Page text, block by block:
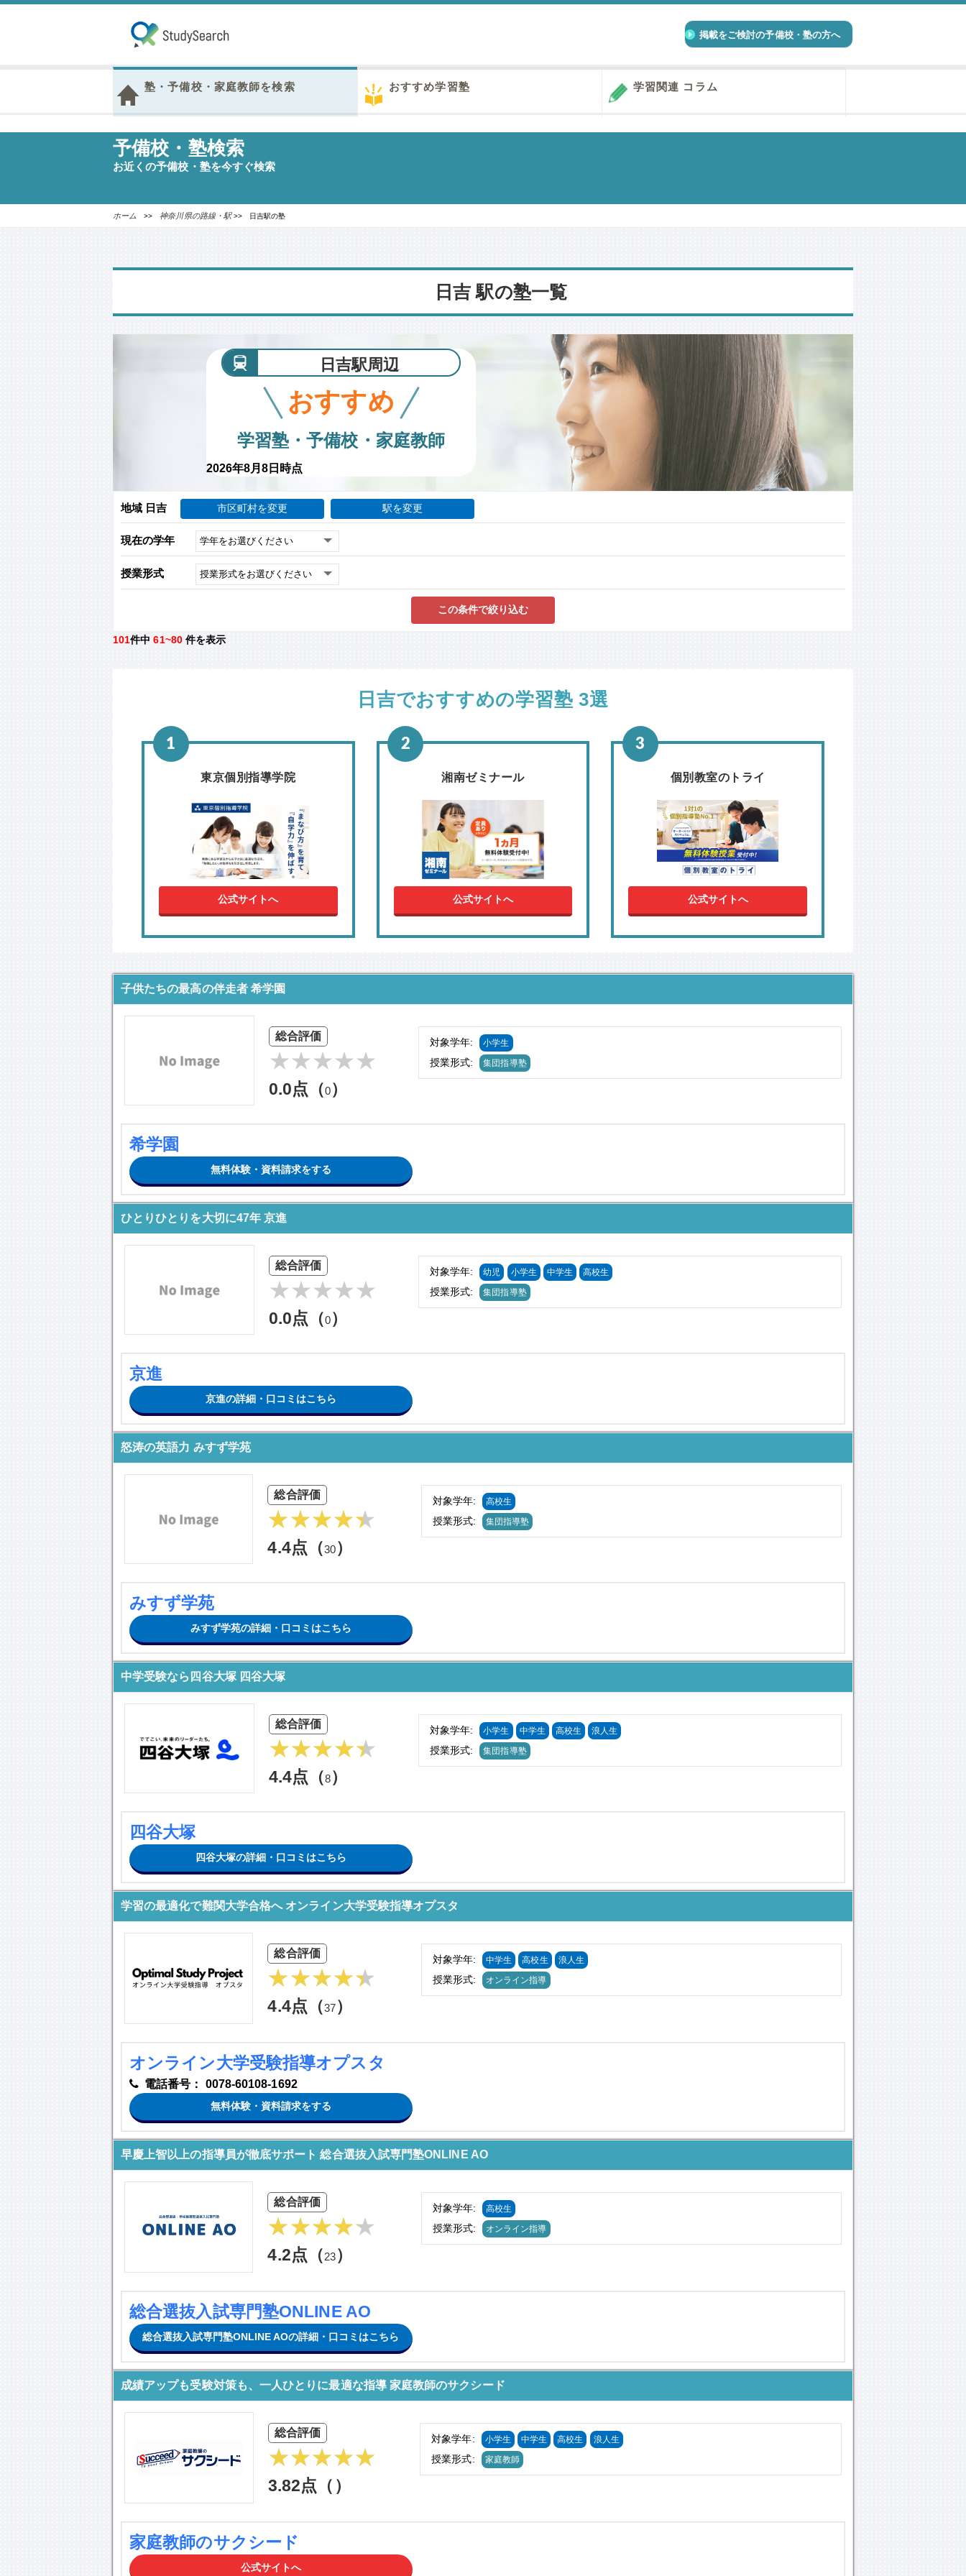
掲載をご検討の予備校・塾の方へ
塾・予備校・家庭教師を検索 おすすめ学習塾 学習関連 コラム
予備校・塾検索
お近くの予備校・塾を今すぐ検索
ホーム >>神奈川県の路線・駅>> 日吉駅の塾
日吉 駅の塾一覧
日吉駅周辺
おすすめ
学習塾・予備校・家庭教師
2026年8月8日時点
地域 日吉 市区町村を変更 駅を変更
現在の学年
授業形式
この条件で絞り込む
101件中61~80 件を表示
日吉でおすすめの学習塾 3選
東京個別指導学院
公式サイトへ
湘南ゼミナール
公式サイトへ
個別教室のトライ
公式サイトへ
子供たちの最高の伴走者 希学園
総合評価
0.0点（0）
対象学年: 小学生
授業形式: 集団指導塾
希学園
無料体験・資料請求をする
ひとりひとりを大切に47年 京進
総合評価
0.0点（0）
対象学年: 幼児 小学生 中学生 高校生
授業形式: 集団指導塾
京進
京進の詳細・口コミはこちら
怒涛の英語力 みすず学苑
総合評価
4.4点（30）
対象学年: 高校生
授業形式: 集団指導塾
みすず学苑
みすず学苑の詳細・口コミはこちら
中学受験なら四谷大塚 四谷大塚
総合評価
4.4点（8）
対象学年: 小学生 中学生 高校生 浪人生
授業形式: 集団指導塾
四谷大塚
四谷大塚の詳細・口コミはこちら
学習の最適化で難関大学合格へ オンライン大学受験指導オプスタ
総合評価
4.4点（37）
対象学年: 中学生 高校生 浪人生
授業形式: オンライン指導
オンライン大学受験指導オプスタ
電話番号： 0078-60108-1692
無料体験・資料請求をする
早慶上智以上の指導員が徹底サポート 総合選抜入試専門塾ONLINE AO
総合評価
4.2点（23）
対象学年: 高校生
授業形式: オンライン指導
総合選抜入試専門塾ONLINE AO
総合選抜入試専門塾ONLINE AOの詳細・口コミはこちら
成績アップも受験対策も、一人ひとりに最適な指導 家庭教師のサクシード
総合評価
3.82点（ ）
対象学年: 小学生 中学生 高校生 浪人生
授業形式: 家庭教師
家庭教師のサクシード
公式サイトへ